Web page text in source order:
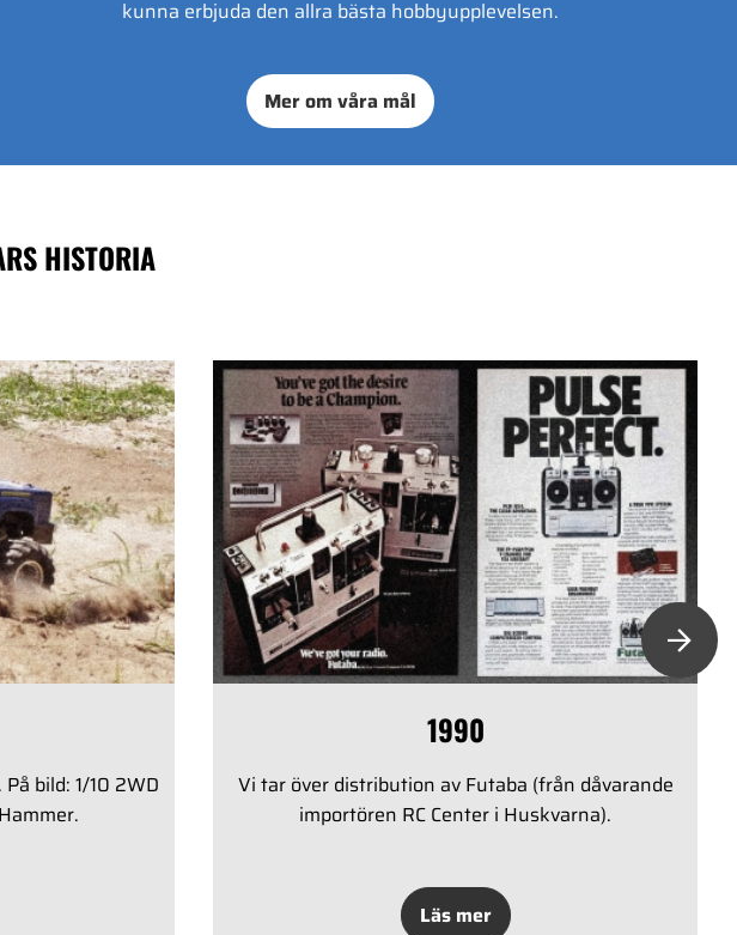
kunna erbjuda den allra bästa hobbyupplevelsen.
Mer om våra mål
HISTORIA
bild: 1/10 2WD
1990
Vi tar över distribution av Futaba (från dåvarande
importören RC Center i Huskvarna).
Läs mer